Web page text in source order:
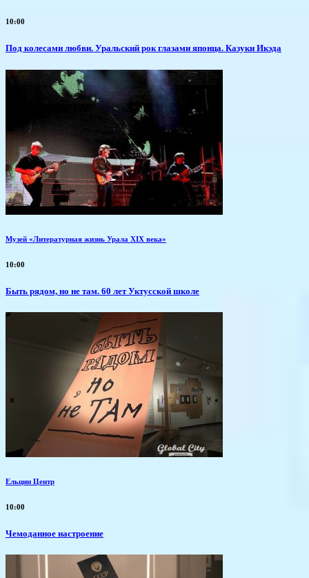
10:00
Под колесами любви. Уральский рок глазами японца. Казуки Икэда
Музей «Литературная жизнь Урала XIX века»
10:00
Быть рядом, но не там. 60 лет Уктусской школе
Ельцин Центр
10:00
Чемоданное настроение